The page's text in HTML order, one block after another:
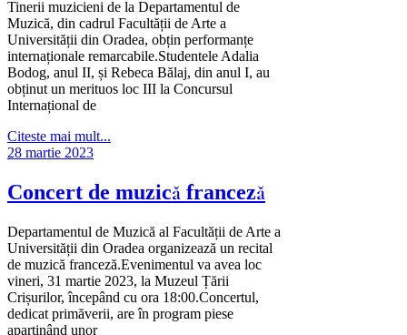
Tinerii muzicieni de la Departamentul de
Muzică, din cadrul Facultății de Arte a
Universității din Oradea, obțin performanțe
internaționale remarcabile.Studentele Adalia
Bodog, anul II, și Rebeca Bălaj, din anul I, au
obținut un merituos loc III la Concursul
Internațional de
Citeste mai mult...
28 martie 2023
Concert de muzică franceză
Departamentul de Muzică al Facultății de Arte a
Universității din Oradea organizează un recital
de muzică franceză.Evenimentul va avea loc
vineri, 31 martie 2023, la Muzeul Țării
Crișurilor, începând cu ora 18:00.Concertul,
dedicat primăverii, are în program piese
aparținând unor